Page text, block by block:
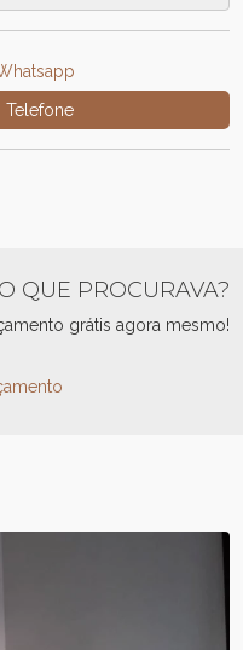
QUE PROCURAVA?
grátis agora mesmo!